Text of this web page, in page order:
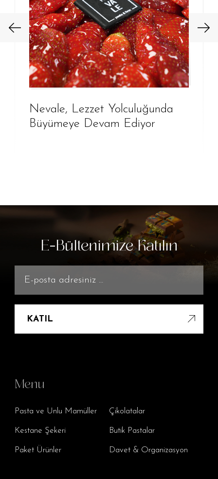
Nevale, Lezzet Yolculuğunda
Büyümeye Devam Ediyor
E-Bültenimize Katılın
KATIL
Menu
Pasta ve Unlu Mamüller Çikolatalar
Kestane Şekeri Butik Pastalar
Paket Ürünler Davet & Organizasyon